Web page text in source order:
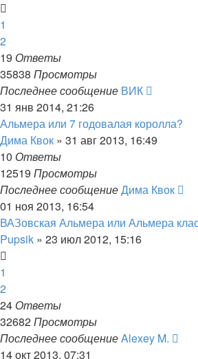
1
2
19 Ответы
35838 Просмотры
Последнее сообщение ВИК
31 янв 2014, 21:26
Альмера или 7 годовалая королла?
Дима Квок » 31 авг 2013, 16:49
10 Ответы
12519 Просмотры
Последнее сообщениеДима Квок
01 ноя 2013, 16:54
ВАЗовская Альмера или Альмера
Pupsik » 23 июл 2012, 15:16
1
2
24 Ответы
32682Просмотры
Последнее сообщениеAlexey M.
14 окт 2013, 07:31